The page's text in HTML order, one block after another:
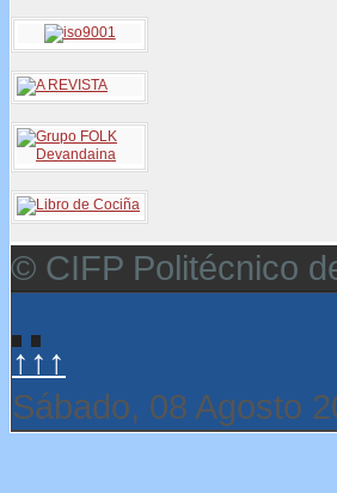
© CIFP Politécnico
↑↑↑
Sábado, 08 Agosto